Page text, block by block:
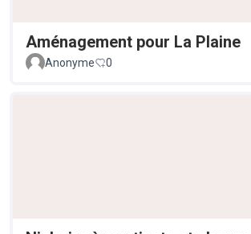
Aménagement pour La Plaine
Anonyme
0